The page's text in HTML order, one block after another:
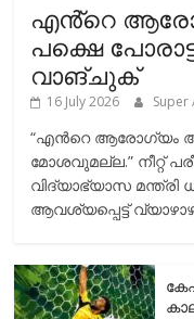
എൻ്റെ
പക്ഷെ
വാങ്ചുക്
16 July 2026 Super
“എന്‍റെ ആരോഗ്യം
മോശവുമല്ല.” നീറ്റ്
വിദ്യാഭ്യാസ മന്ത്രി
ആവശ്യപ്പെട്ട്